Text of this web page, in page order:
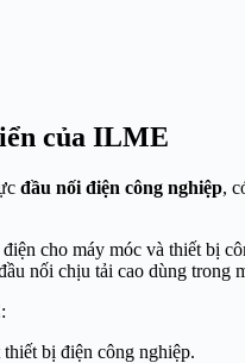
của ILME
đầu nối điện công nghiệp,
cho máy móc và thiết bị
nối chịu tải cao dùng trong
thiết bị điện công nghiệp.